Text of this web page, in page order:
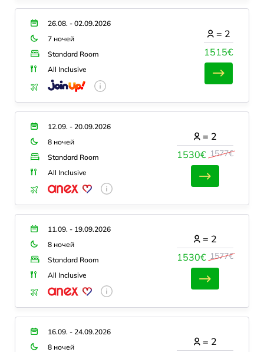
26.08. - 02.09.2026
7 ночей
Standard Room
All Inclusive
1515€
= 2
12.09. - 20.09.2026
8 ночей
Standard Room
All Inclusive
1530€ 1577€
= 2
11.09. - 19.09.2026
8 ночей
Standard Room
All Inclusive
1530€ 1577€
= 2
16.09. - 24.09.2026
8 ночей
= 2